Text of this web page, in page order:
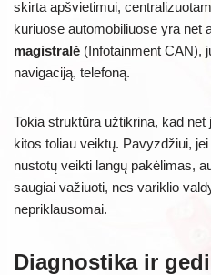
skirta apšvietimui,
kuriuose automobiliuose yra net
magistralė (Infotainment CAN),
navigaciją, telefoną.
Tokia struktūra užtikrina, kad
kitos toliau veiktų. Pavyzdžiui,
nustotų veikti langų pakėlimas,
saugiai važiuoti, nes variklio
nepriklausomai.
Diagnostika ir